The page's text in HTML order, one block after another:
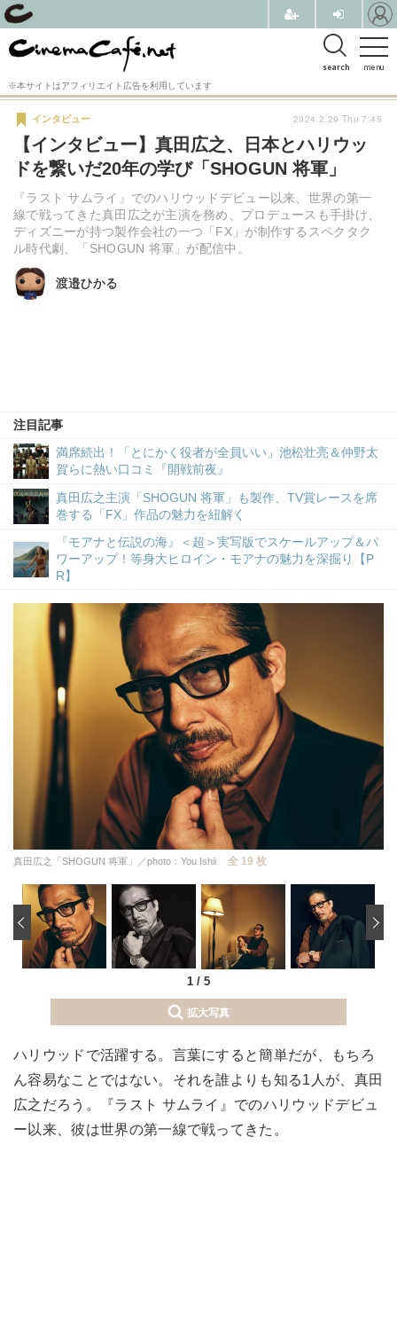
menu
search
※本サイトはアフィリエイト広告を利用しています
【インタビュー】真田広之、日本とハリウッ
ドを繋いだ20年の学び「SHOGUN 将軍」
『ラスト サムライ』でのハリウッドデビュー以来、世界の第一
線で戦ってきた真田広之が主演を務め、プロデュースも手掛け、
ディズニーが持つ製作会社の一つ「FX」が制作するスペクタク
ル時代劇、「SHOGUN 将軍」が配信中。
インタビュー
渡邉ひかる
渡邉ひかる
注目記事
満席続出！「とにかく役者が全員いい」池松壮亮＆仲野太
賀らに熱い口コミ『開戦前夜』
真田広之主演「SHOGUN 将軍」も製作、TV賞レースを席
巻する「FX」作品の魅力を紐解く
『モアナと伝説の海』＜超＞実写版でスケールアップ＆パ
ワーアップ！等身大ヒロイン・モアナの魅力を深掘り【P
R】
2024.2.29 Thu 7:45
真田広之「SHOGUN 将軍」／photo：You Ishii 全 19 枚
1 / 5
‹
拡大写真
ハリウッドで活躍する。言葉にすると簡単だが、もちろ
ん容易なことではない。それを誰よりも知る1人が、真田
広之だろう。『ラスト サムライ』でのハリウッドデビュ
ー以来、彼は世界の第一線で戦ってきた。